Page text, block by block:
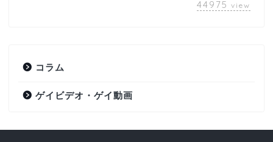
44975 view
コラム
ゲイビデオ・ゲイ動画